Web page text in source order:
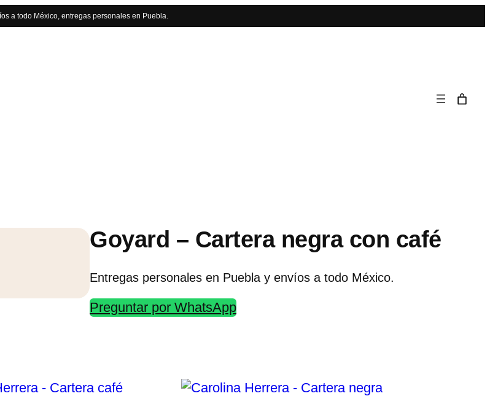
a todo México, entregas personales en Puebla.
Goyard – Cartera negra con café
Entregas personales en Puebla y envíos a todo México.
Preguntar por WhatsApp